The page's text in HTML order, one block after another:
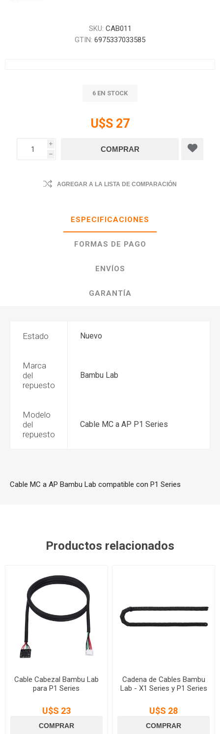
SKU: CAB011
GTIN: 6975337033585
6 EN STOCK
U$S 27
i
h
AGREGAR A LA LISTA DE COMPARACIÓN
ESPECIFICACIONES
FORMAS DE PAGO
ENVÍOS
GARANTÍA
Estado Nuevo
Marca
del
repuesto
Bambu Lab
Modelo
del
repuesto
Cable MC a AP P1 Series
Cable MC a AP Bambu Lab compatible con P1 Series
Productos relacionados
Cable Cabezal Bambu Lab
para P1 Series
U$S 23
Cadena de Cables Bambu
Lab - X1 Series y P1 Series
U$S 28